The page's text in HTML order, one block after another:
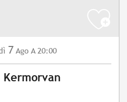
7 Ago A 20:00
Kermorvan